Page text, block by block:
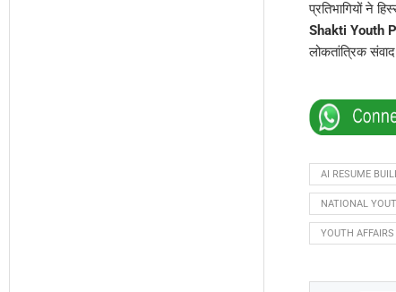
प्रतिभागियों ने
Shakti Youth
लोकतांत्रिक
AI RESUME
NATIONAL
YOUTH